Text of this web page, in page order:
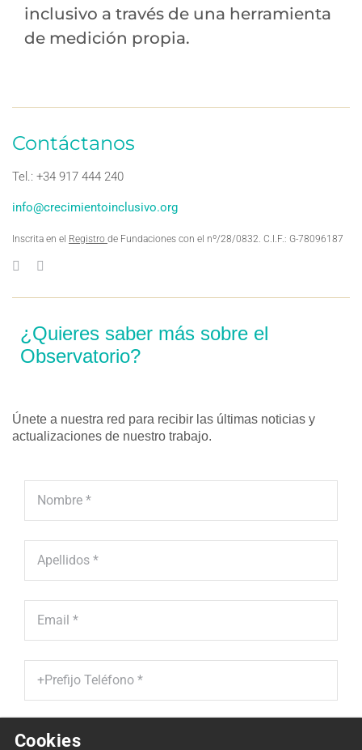
inclusivo a través de una herramienta
de medición propia.
Contáctanos
Tel.: +34 917 444 240
info@crecimientoinclusivo.org
Inscrita en el Registro de Fundaciones con el nº/28/0832. C.I.F.: G-78096187
¿Quieres saber más sobre el
Observatorio?
Únete a nuestra red para recibir las últimas noticias y
actualizaciones de nuestro trabajo.
He leído y acepto la '
Cookies